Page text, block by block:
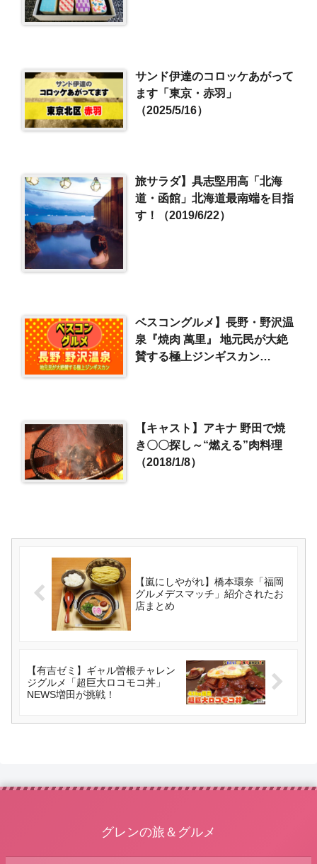
サンド伊達のコロッケあがって
ます「東京・赤羽」
（2025/5/16）
旅サラダ】具志堅用高「北海
道・函館」北海道最南端を目指
す！（2019/6/22）
ベスコングルメ】長野・野沢温
泉『焼肉 萬里』 地元民が大絶
賛する極上ジンギスカン
【キャスト】アキナ 野田で焼
き〇〇探し～“燃える”肉料理
（2018/1/8）
【嵐にしやがれ】橋本環奈「福岡
グルメデスマッチ」紹介されたお
店まとめ
【有吉ゼミ】ギャル曽根チャレン
ジグルメ「超巨大ロコモコ丼」
NEWS増田が挑戦！
グレンの旅＆グルメ